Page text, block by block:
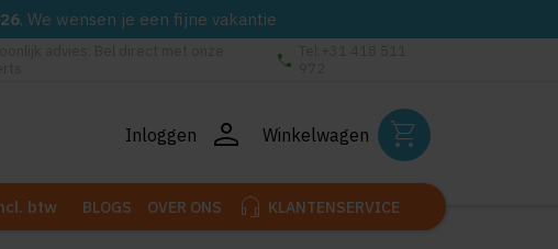
. We wensen je een fijne vakantie
phone
Inloggen person Winkelwagen shopping_cart
btw BLOGS OVER ONS headset_mic KLANTENSERVICE